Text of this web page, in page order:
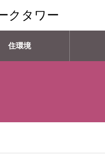
クタワー
住環境